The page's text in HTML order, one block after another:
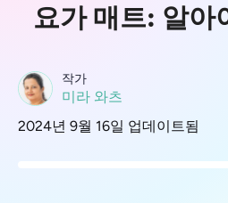
요가 매트: 알아
작가
미라 와츠
2024년 9월 16일 업데이트됨